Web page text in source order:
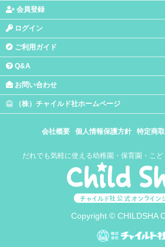
会員登録
ログイン
ご利用ガイド
Q&A
お問い合わせ
（株）チャイルド社ホームページ
会社概要 個人情報保護方針 特定商
だれでも気軽に使える幼稚園・保育園・こ
Copyright © CHILDSHA